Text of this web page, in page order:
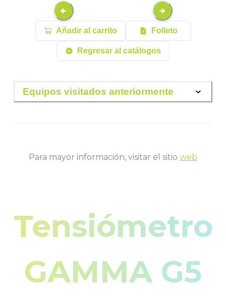
Añadir al carrito Folleto
Regresar al catálogos
Equipos visitados anteriormente
Para mayor información, visitar el sitio web
Tensiómetro
GAMMA G5